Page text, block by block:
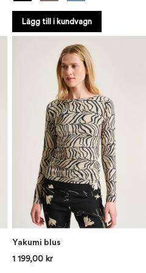
Lägg till i kundvagn
Yakumi blus
1 199,00 kr